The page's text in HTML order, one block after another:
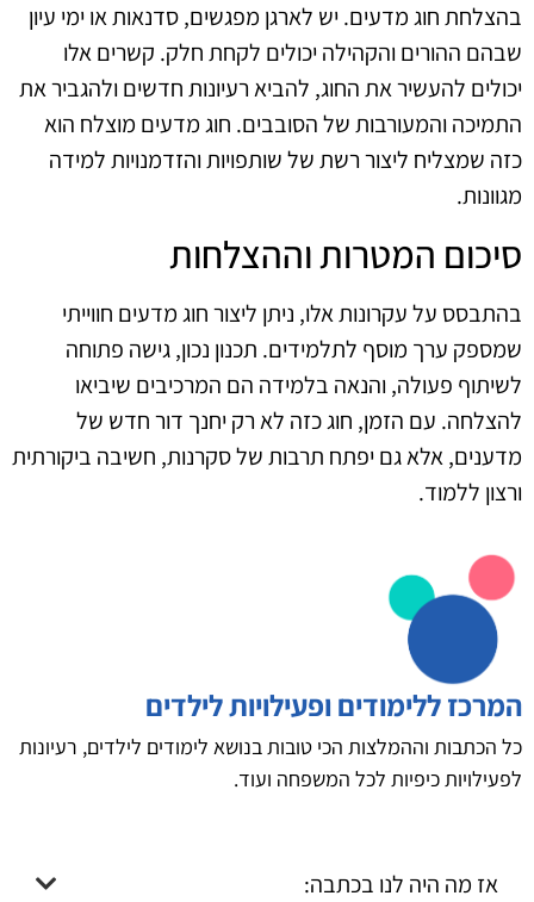
בהצלחת חוג מדעים. יש לארגן מפגשים, סדנאות או ימי עיון
שבהם ההורים והקהילה יכולים לקחת חלק. קשרים אלו
יכולים להעשיר את החוג, להביא רעיונות חדשים ולהגביר את
התמיכה והמעורבות של הסובבים. חוג מדעים מוצלח הוא
כזה שמצליח ליצור רשת של שותפויות והזדמנויות למידה
מגוונות.
סיכום המטרות וההצלחות
בהתבסס על עקרונות אלו, ניתן ליצור חוג מדעים חווייתי
שמספק ערך מוסף לתלמידים. תכנון נכון, גישה פתוחה
לשיתוף פעולה, והנאה בלמידה הם המרכיבים שיביאו
להצלחה. עם הזמן, חוג כזה לא רק יחנך דור חדש של
מדענים, אלא גם יפתח תרבות של סקרנות, חשיבה ביקורתית
ורצון ללמוד.
המרכז ללימודים ופעילויות לילדים
כל הכתבות וההמלצות הכי טובות בנושא לימודים לילדים, רעיונות
לפעילויות כיפיות לכל המשפחה ועוד.
אז מה היה לנו בכתבה: